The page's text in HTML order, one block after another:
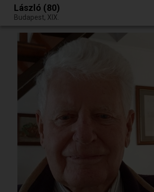
Egy jó randiból bármi lehet.
László (80)
Budapest, XIX.